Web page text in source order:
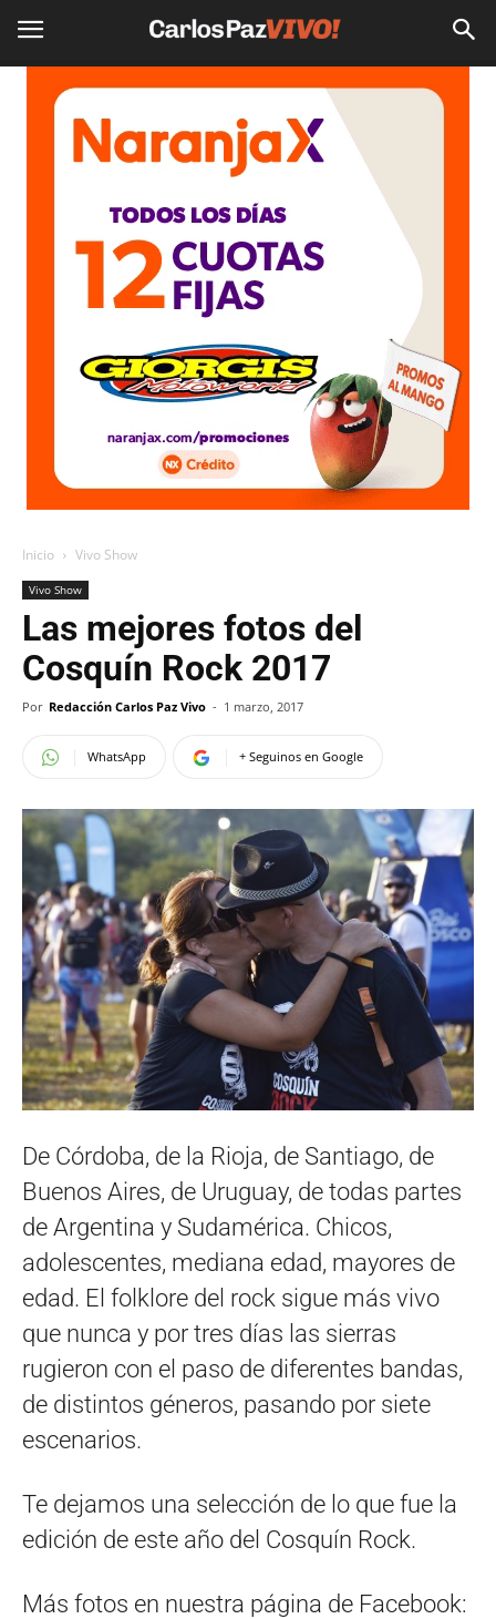
Inicio Vivo Show
Vivo Show
Las mejores fotos del
Cosquín Rock 2017
Por Redacción Carlos Paz Vivo - 1 marzo, 2017
WhatsApp + Seguinos en Google
De Córdoba, de la Rioja, de Santiago, de
Buenos Aires, de Uruguay, de todas partes
de Argentina y Sudamérica. Chicos,
adolescentes, mediana edad, mayores de
edad. El folklore del rock sigue más vivo
que nunca y por tres días las sierras
rugieron con el paso de diferentes bandas,
de distintos géneros, pasando por siete
escenarios.
Te dejamos una selección de lo que fue la
edición de este año del Cosquín Rock.
Más fotos en nuestra página de Facebook: